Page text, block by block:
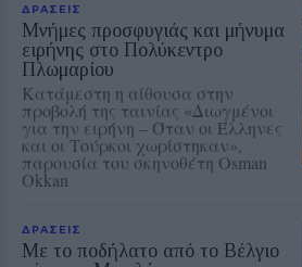
ΔΡΑΣΕΙΣ
Μνήμες προσφυγιάς και μήνυμα
ειρήνης στο Πολύκεντρο
Πλωμαρίου
Κατάμεστη η αίθουσα στην
προβολή της ταινίας «Διωγμένοι
για την ειρήνη – Όταν οι Έλληνες
και οι Τούρκοι χωρίστηκαν»,
παρουσία του σκηνοθέτη Osman
Okkan
ΔΡΑΣΕΙΣ
Με το ποδήλατο από το Βέλγιο